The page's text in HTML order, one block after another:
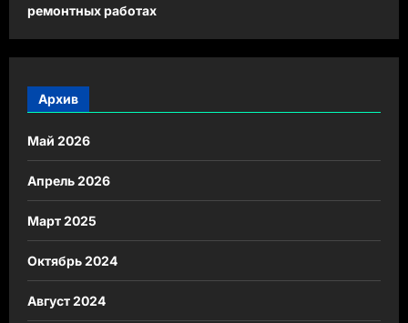
ремонтных работах
Архив
Май 2026
Апрель 2026
Март 2025
Октябрь 2024
Август 2024